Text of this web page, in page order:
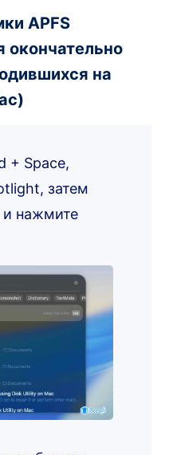
APFS
окончательно
на
+ Space,
затем
и нажмите